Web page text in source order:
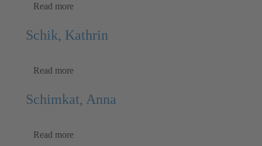
Read more
Schik, Kathrin
Read more
Schimkat, Anna
Read more